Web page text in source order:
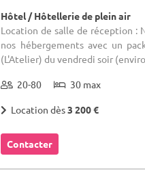
Hôtel / Hôtellerie de plein air
Location de salle de réception :
nos hébergements avec un
(L'Atelier) du vendredi soir
20-80 30 max
Location dès3 200 €
Contacter